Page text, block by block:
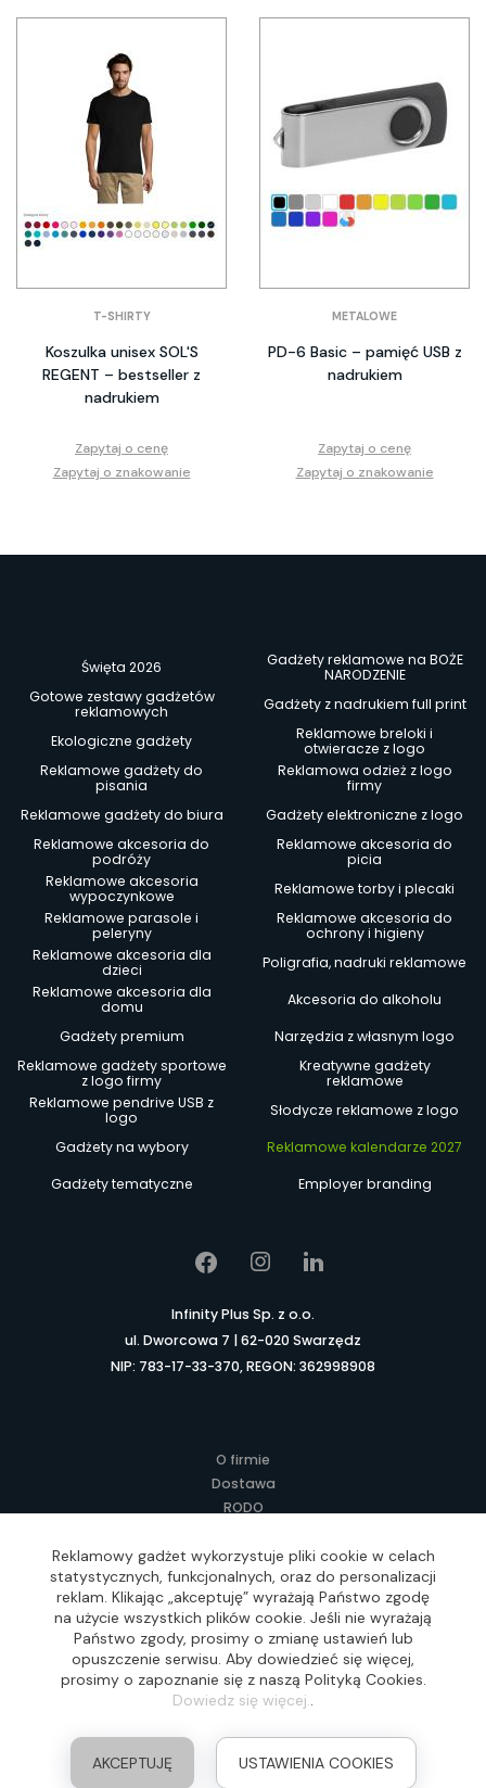
T-SHIRTY
Koszulka unisex SOL'S
REGENT – bestseller z
nadrukiem
Zapytaj o cenę
Zapytaj o znakowanie
METALOWE
PD-6 Basic – pamięć USB z
nadrukiem
Zapytaj o cenę
Zapytaj o znakowanie
Święta 2026
Gadżety reklamowe na BOŻE
NARODZENIE
Gotowe zestawy gadżetów
reklamowych
Gadżety z nadrukiem full print
Ekologiczne gadżety
Reklamowe breloki i
otwieracze z logo
Reklamowe gadżety do
pisania
Reklamowa odzież z logo
firmy
Reklamowe gadżety do biura
Gadżety elektroniczne z logo
Reklamowe akcesoria do
podróży
Reklamowe akcesoria do
picia
Reklamowe akcesoria
wypoczynkowe
Reklamowe torby i plecaki
Reklamowe parasole i
peleryny
Reklamowe akcesoria do
ochrony i higieny
Reklamowe akcesoria dla
dzieci
Poligrafia, nadruki reklamowe
Reklamowe akcesoria dla
domu
Akcesoria do alkoholu
Gadżety premium
Narzędzia z własnym logo
Reklamowe gadżety sportowe
z logo firmy
Kreatywne gadżety
reklamowe
Reklamowe pendrive USB z
logo
Słodycze reklamowe z logo
Gadżety na wybory
Reklamowe kalendarze 2027
Gadżety tematyczne
Employer branding
Infinity Plus Sp. z o.o.
ul. Dworcowa 7 | 62-020 Swarzędz
NIP: 783-17-33-370, REGON: 362998908
O firmie
Dostawa
RODO
Regulamin
Lokalne Gadżety Reklamowe
Jak zamawiać?
Słownik pojęć
FAQ
Realizacja: Idea4Me.pl, Wszelkie prawa zastrzeżone
Reklamowy gadżet wykorzystuje pliki cookie w celach
statystycznych, funkcjonalnych, oraz do personalizacji
reklam. Klikając „akceptuję” wyrażają Państwo zgodę
na użycie wszystkich plików cookie. Jeśli nie wyrażają
Państwo zgody, prosimy o zmianę ustawień lub
opuszczenie serwisu. Aby dowiedzieć się więcej,
prosimy o zapoznanie się z naszą Polityką Cookies.
Dowiedz się więcej..
AKCEPTUJĘ USTAWIENIA COOKIES